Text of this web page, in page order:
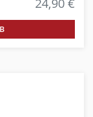
24,90 €